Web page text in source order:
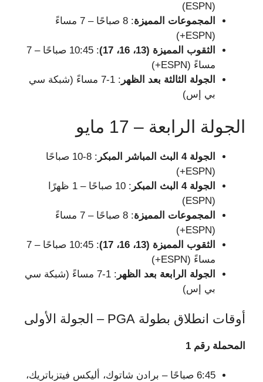
(ESPN)
المجموعات المميزة
: 8 صباحًا – 7 مساءً
(ESPN+)
الثقوب المميزة (13، 16، 17)
: 10:45 صباحًا – 7
مساءً (ESPN+)
الجولة الثالثة بعد الظهر
: 1-7 مساءً (شبكة سي
بي إس)
الجولة الرابعة – 17 مايو
الجولة 4 البث المباشر المبكر
: 8-10 صباحًا
(ESPN+)
الجولة 4 البث المبكر
: 10 صباحًا – 1 ظهرًا
(ESPN)
المجموعات المميزة
: 8 صباحًا – 7 مساءً
(ESPN+)
الثقوب المميزة (13، 16، 17)
: 10:45 صباحًا – 7
مساءً (ESPN+)
الجولة الرابعة بعد الظهر
: 1-7 مساءً (شبكة سي
بي إس)
أوقات انطلاق بطولة PGA – الجولة الأولى
المحملة رقم 1
6:45 صباحًا – برادن شاتوك، أليكس فيتزباتريك،